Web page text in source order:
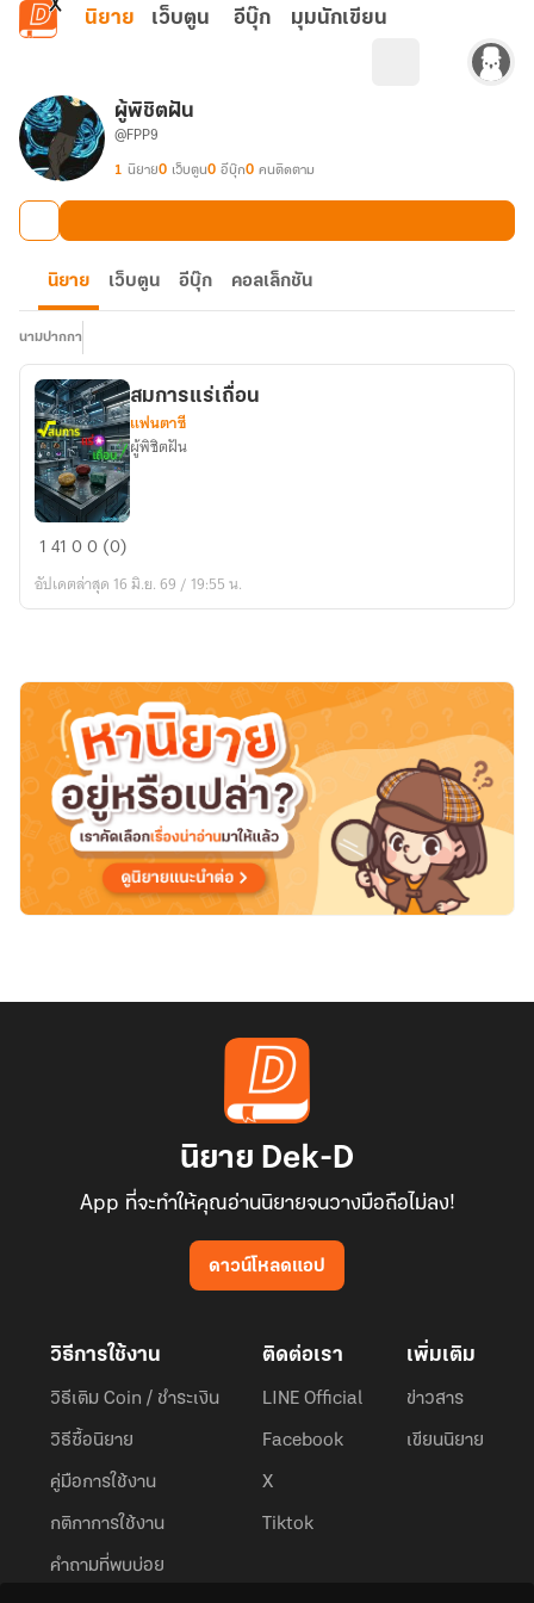
ข้ามไปยังเนื้อหาหลัก
นิยาย เว็บตูน อีบุ๊ก มุมนักเขียน
ผู้พิชิตฝัน
@FPP9
1 นิยาย0 เว็บตูน0 อีบุ๊ก0 คนติดตาม
นิยาย เว็บตูน อีบุ๊ก คอลเล็กชัน
นามปากกา
สมการ
เถื่อน
สมการแร่เถื่อน
แฟนตาซี
ผู้พิชิตฝัน
14100 (0)
อัปเดตล่าสุด 16 มิ.ย. 69 / 19:55 น.
นิยาย Dek-D
App ที่จะทำให้คุณอ่านนิยายจนวางมือถือไม่ลง!
ดาวน์โหลดแอป
วิธีการใช้งาน
วิธีเติม Coin / ชำระเงิน
วิธีซื้อนิยาย
คู่มือการใช้งาน
กติกาการใช้งาน
คำถามที่พบบ่อย
ติดต่อเรา
LINE Official
Facebook
X
Tiktok
เพิ่มเติม
ข่าวสาร
เขียนนิยาย